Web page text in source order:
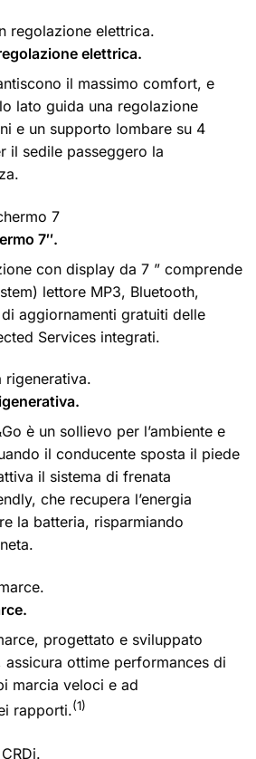
elettrica.
il massimo comfort, e
lato guida una regolazione
e un supporto lombare su 4
il sedile passeggero la
7″.
con display da 7 ” comprende
lettore MP3, Bluetooth,
aggiornamenti gratuiti delle
Services integrati.
è un sollievo per l’ambiente e
il conducente sposta il piede
il sistema di frenata
che recupera l’energia
la batteria, risparmiando
progettato e sviluppato
assicura ottime performances di
marcia veloci e ad
rapporti.(1)